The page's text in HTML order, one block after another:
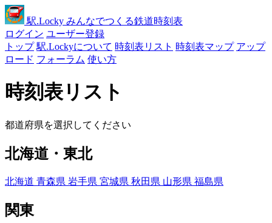
駅.Locky みんなでつくる鉄道時刻表
ログイン ユーザー登録
トップ 駅.Lockyについて 時刻表リスト 時刻表マップ アップ
ロード フォーラム 使い方
時刻表リスト
都道府県を選択してください
北海道・東北
北海道 青森県 岩手県 宮城県 秋田県 山形県 福島県
関東